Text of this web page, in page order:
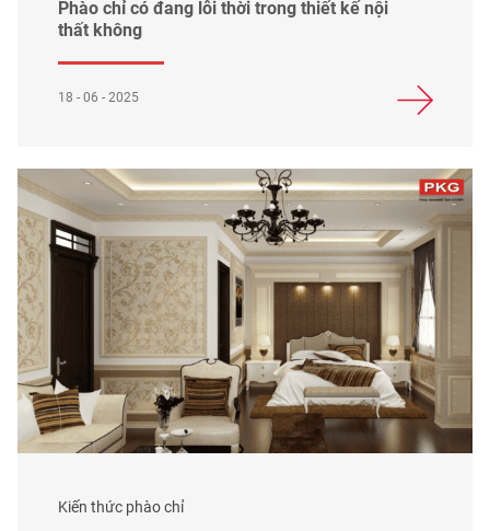
Phào chỉ có đang lỗi thời trong thiết kế nội
thất không
18 - 06 - 2025
Kiến thức phào chỉ